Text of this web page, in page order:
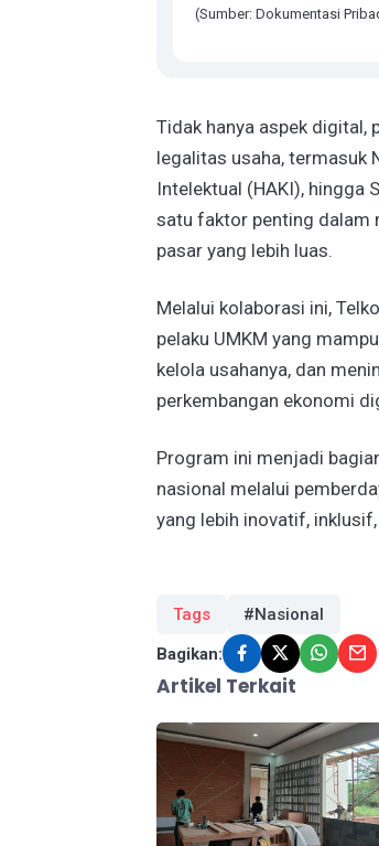
(Sumber: Dokumentasi
Tidak hanya aspek digital,
legalitas usaha, termasuk
Intelektual (HAKI), hingga
satu faktor penting dalam
pasar yang lebih luas.
Melalui kolaborasi ini,
pelaku UMKM yang
kelola usahanya, dan
perkembangan ekonomi
Program ini menjadi
nasional melalui
yang lebih inovatif,
Tags #Nasional
Bagikan:
Artikel Terkait